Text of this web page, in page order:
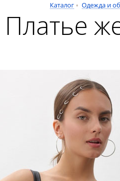
Каталог Одежда и
Платье